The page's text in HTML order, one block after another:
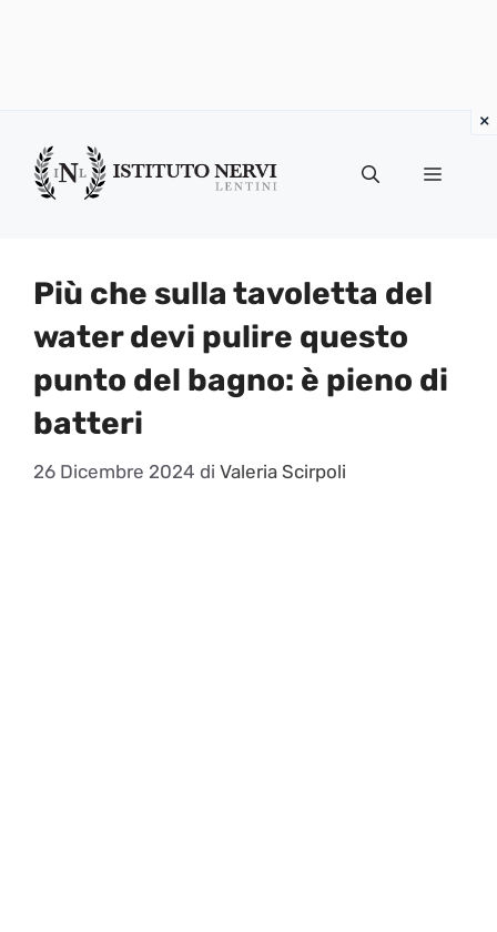
contenuto
Menu
Più che sulla tavoletta del
water devi pulire questo
punto del bagno: è pieno di
batteri
26 Dicembre 2024 di Valeria Scirpoli